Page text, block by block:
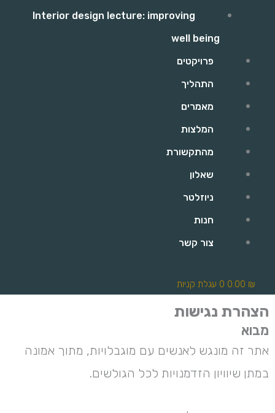
Interior design lecture: improving
well being
פרויקטים
התהליך
מאמרים
המלצות
מהתקשורת
שאלון
ניוזלטר
חנות
צור קשר
0.00 ₪
0 עגלת קניות
הצהרת נגישות
מבוא
אתר זה מונגש לאנשים עם מוגבלויות, מתוך אמונה
במתן שיוויון הזדמנויות לכל הגולשים.